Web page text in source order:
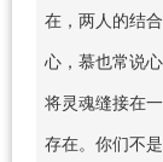
在，两人的结
心，慕也常说
将灵魂缝接在
存在。你们不